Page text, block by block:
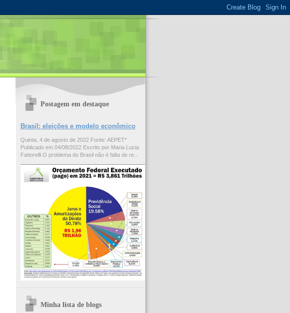
Postagem em destaque
Brasil: eleições e modelo econômico
Quinta, 4 de agosto de 2022 Fonte: AEPET*
Publicado em 04/08/2022 Escrito por Maria Lucia
Fattorelli O problema do Brasil não é falta de re...
Minha lista de blogs